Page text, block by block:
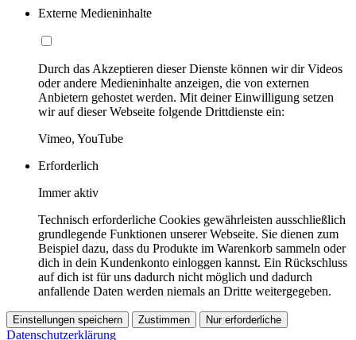
Externe Medieninhalte
Durch das Akzeptieren dieser Dienste können wir dir Videos
oder andere Medieninhalte anzeigen, die von externen
Anbietern gehostet werden. Mit deiner Einwilligung setzen
wir auf dieser Webseite folgende Drittdienste ein:
Vimeo, YouTube
Erforderlich
Immer aktiv
Technisch erforderliche Cookies gewährleisten ausschließlich
grundlegende Funktionen unserer Webseite. Sie dienen zum
Beispiel dazu, dass du Produkte im Warenkorb sammeln oder
dich in dein Kundenkonto einloggen kannst. Ein Rückschluss
auf dich ist für uns dadurch nicht möglich und dadurch
anfallende Daten werden niemals an Dritte weitergegeben.
Einstellungen speichern Zustimmen Nur erforderliche
Datenschutzerklärung